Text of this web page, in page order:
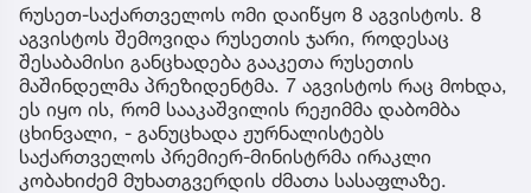
რუსეთ-საქართველოს ომი დაიწყო 8 აგვისტოს. 8
აგვისტოს შემოვიდა რუსეთის ჯარი, როდესაც
შესაბამისი განცხადება გააკეთა რუსეთის
მაშინდელმა პრეზიდენტმა. 7 აგვისტოს რაც მოხდა,
ეს იყო ის, რომ სააკაშვილის რეჟიმმა დაბომბა
ცხინვალი, - განუცხადა ჟურნალისტებს
საქართველოს პრემიერ-მინისტრმა ირაკლი
კობახიძემ მუხათგვერდის ძმათა სასაფლაზე.